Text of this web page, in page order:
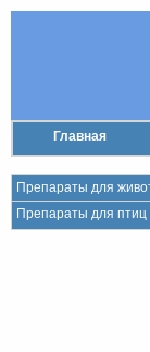
Препараты для
Препараты для птиц
Главная